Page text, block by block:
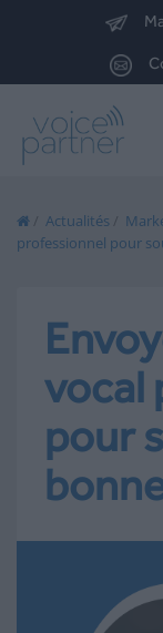
/ Actualités /
professionnel pour
vocal
pour